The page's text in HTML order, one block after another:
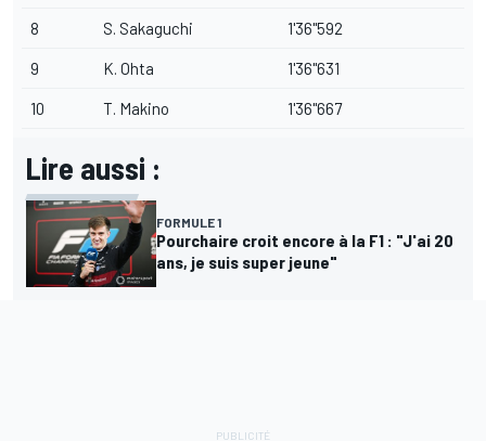
8 S. Sakaguchi 1'36"592
9 K. Ohta 1'36"631
10 T. Makino 1'36"667
Lire aussi :
FORMULE 1
Pourchaire croit encore à la F1 : "J'ai 20
ans, je suis super jeune"